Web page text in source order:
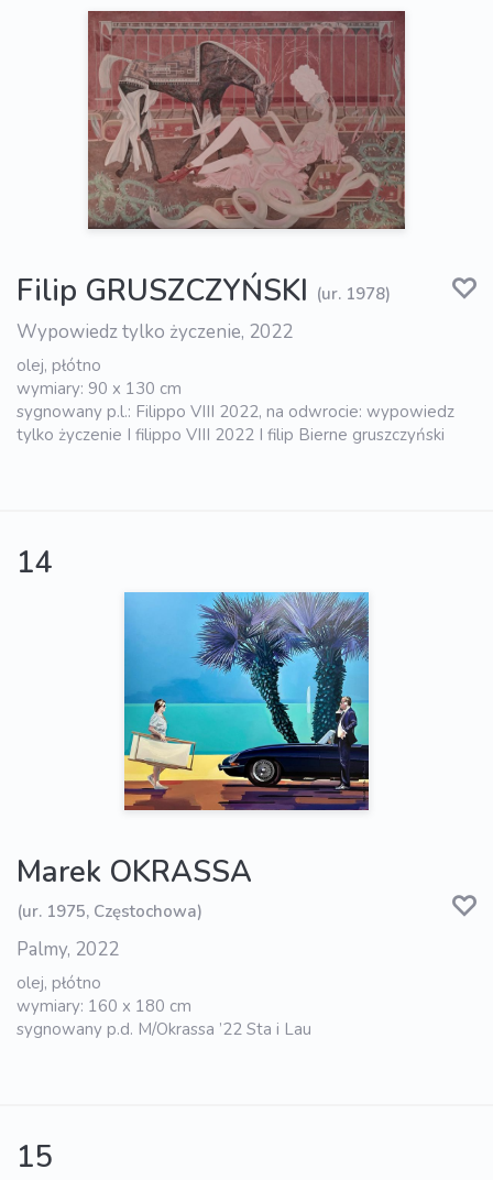
Filip GRUSZCZYŃSKI (ur. 1978)
Wypowiedz tylko życzenie, 2022
olej, płótno
wymiary: 90 x 130 cm
sygnowany p.l.: Filippo VIII 2022, na odwrocie: wypowiedz
tylko życzenie I filippo VIII 2022 I filip Bierne gruszczyński
14
Marek OKRASSA
(ur. 1975, Częstochowa)
Palmy, 2022
olej, płótno
wymiary: 160 x 180 cm
sygnowany p.d. M/Okrassa ’22 Sta i Lau
15